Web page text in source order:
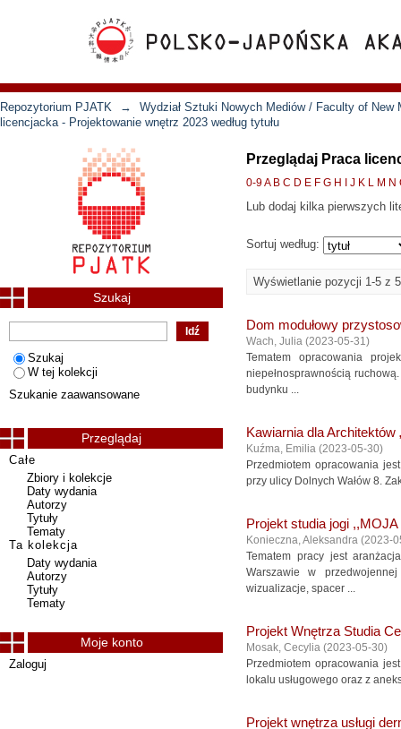
Repozytorium PJATK →
Wydział Sztuki Nowych Mediów / Faculty of New
licencjacka - Projektowanie wnętrz 2023 według tytułu
Przeglądaj Praca
0-9A B C D E F G H J K L M N
Lub dodaj kilka pierwszych
Sortuj według:
Wyświetlanie pozycji 1-5 z 5
Dom modułowy
Wach, Julia (2023-05-31)
Tematem opracowania
niepełnosprawnością
budynku ...
Kawiarnia dla Architektów
Kuźma, Emilia (2023-05-30)
Przedmiotem opracowania
przy ulicy Dolnych Wałów 8.
Projekt studia jogi
Konieczna, Aleksandra (2023-
Tematem pracy jest
Warszawie w
wizualizacje, spacer ...
Projekt Wnętrza Studia
Mosak, Cecylia (2023-05-30)
Przedmiotem opracowania
lokalu usługowego oraz z
Projekt wnętrza usługi
Szukaj
Szukaj
W tej kolekcji
Szukanie zaawansowane
Przeglądaj
Całe
Zbiory i kolekcje
Daty wydania
Autorzy
Tytuły
Tematy
Ta kolekcja
Daty wydania
Autorzy
Tytuły
Tematy
Moje konto
Zaloguj